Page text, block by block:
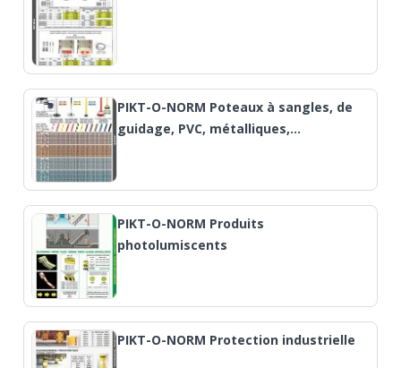
PIKT-O-NORM Poteaux à sangles, de
guidage, PVC, métalliques,…
PIKT-O-NORM Produits
photolumiscents
PIKT-O-NORM Protection industrielle